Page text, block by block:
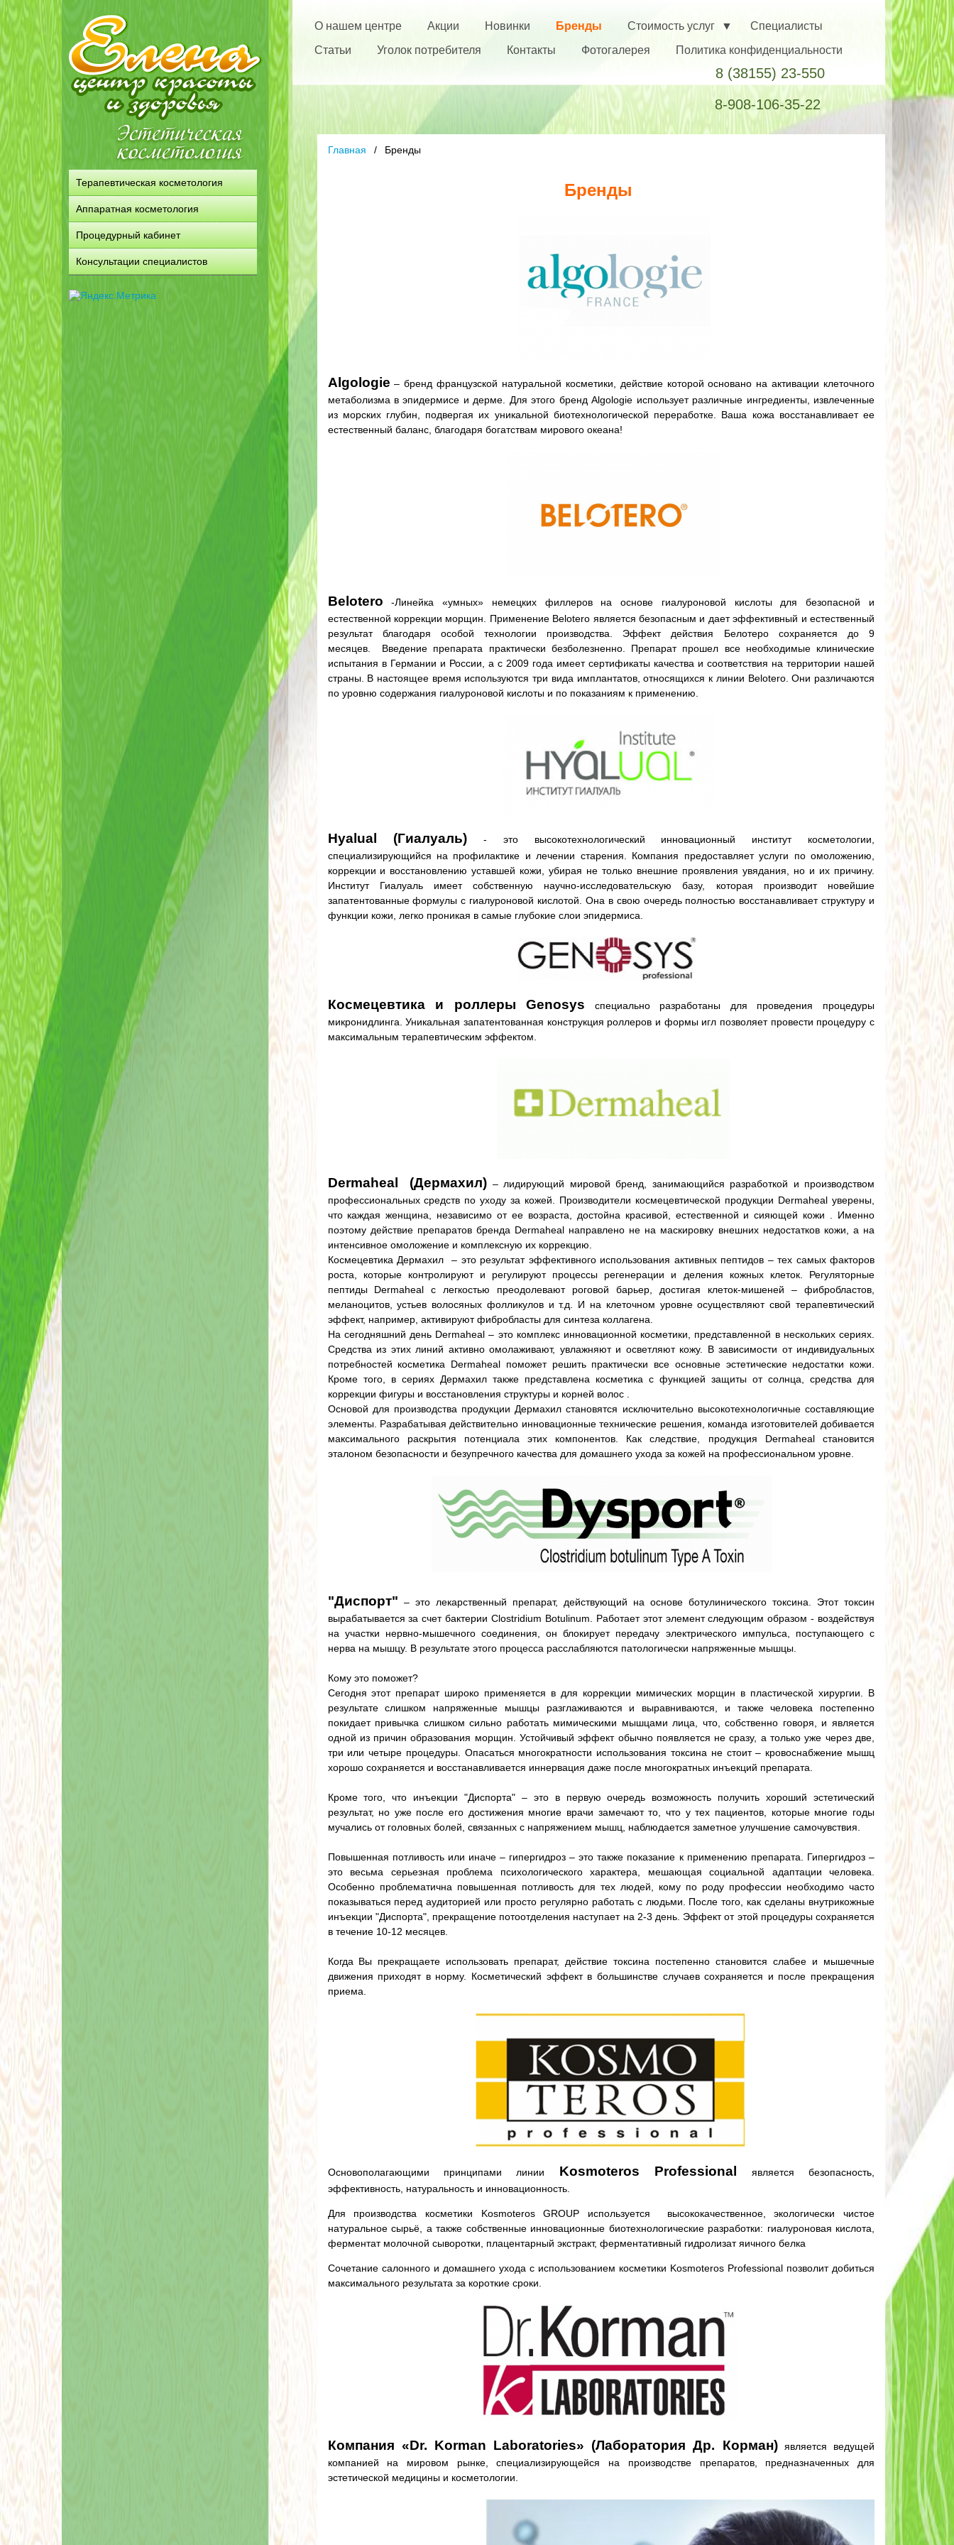
О нашем центре Акции Новинки Бренды Стоимость услуг
Специалисты
Статьи
Уголок потребителя Контакты Фотогалерея Политика конфиденциальности
8 (38155) 23-550
8-908-106-35-22
Терапевтическая косметология
Аппаратная косметология
Процедурный кабинет
Консультации специалистов
Главная Бренды
Бренды
Algologie – бренд французской натуральной косметики, действие которой основано на активации клеточного
метаболизма в эпидермисе и дерме. Для этого бренд Algologie использует различные ингредиенты, извлеченные
из морских глубин, подвергая их уникальной биотехнологической переработке. Ваша кожа восстанавливает ее
естественный баланс, благодаря богатствам мирового океана!
Belotero -Линейка «умных» немецких филлеров на основе гиалуроновой кислоты для безопасной и
естественной коррекции морщин. Применение Belotero является безопасным и дает эффективный и естественный
результат благодаря особой технологии производства. Эффект действия Белотеро сохраняется до 9
месяцев. Введение препарата практически безболезненно. Препарат прошел все необходимые клинические
испытания в Германии и России, а с 2009 года имеет сертификаты качества и соответствия на территории нашей
страны. В настоящее время используются три вида имплантатов, относящихся к линии Belotero. Они различаются
по уровню содержания гиалуроновой кислоты и по показаниям к применению.
Hyalual (Гиалуаль) - это высокотехнологический инновационный институт косметологии,
специализирующийся на профилактике и лечении старения. Компания предоставляет услуги по омоложению,
коррекции и восстановлению уставшей кожи, убирая не только внешние проявления увядания, но и их причину.
Институт Гиалуаль имеет собственную научно-исследовательскую базу, которая производит новейшие
запатентованные формулы с гиалуроновой кислотой. Она в свою очередь полностью восстанавливает структуру и
функции кожи, легко проникая в самые глубокие слои эпидермиса.
Космецевтика и роллеры Genosys
специально разработаны для проведения процедуры
микронидлинга. Уникальная запатентованная конструкция роллеров и формы игл позволяет провести процедуру с
максимальным терапевтическим эффектом.
Dermaheal (Дермахил) – лидирующий мировой бренд, занимающийся разработкой и производством
профессиональных средств по уходу за кожей. Производители космецевтической продукции Dermaheal уверены,
что каждая женщина, независимо от ее возраста, достойна красивой, естественной и сияющей кожи . Именно
поэтому действие препаратов бренда Dermaheal направлено не на маскировку внешних недостатков кожи, а на
интенсивное омоложение и комплексную их коррекцию.
Космецевтика Дермахил – это результат эффективного использования активных пептидов – тех самых факторов
роста, которые контролируют и регулируют процессы регенерации и деления кожных клеток. Регуляторные
пептиды Dermaheal c легкостью преодолевают роговой барьер, достигая клеток-мишеней – фибробластов,
меланоцитов, устьев волосяных фолликулов и т.д. И на клеточном уровне осуществляют свой терапевтический
эффект, например, активируют фибробласты для синтеза коллагена.
На сегодняшний день Dermaheal – это комплекс инновационной косметики, представленной в нескольких сериях.
Средства из этих линий активно омолаживают, увлажняют и осветляют кожу. В зависимости от индивидуальных
потребностей косметика Dermaheal поможет решить практически все основные эстетические недостатки кожи.
Кроме того, в сериях Дермахил также представлена косметика с функцией защиты от солнца, средства для
коррекции фигуры и восстановления структуры и корней волос .
Основой для производства продукции Дермахил становятся исключительно высокотехнологичные составляющие
элементы. Разрабатывая действительно инновационные технические решения, команда изготовителей добивается
максимального раскрытия потенциала этих компонентов. Как следствие, продукция Dermaheal становится
эталоном безопасности и безупречного качества для домашнего ухода за кожей на профессиональном уровне.
"Диспорт" – это лекарственный препарат, действующий на основе ботулинического токсина. Этот токсин
вырабатывается за счет бактерии Clostridium Botulinum. Работает этот элемент следующим образом - воздействуя
на участки нервно-мышечного соединения, он блокирует передачу электрического импульса, поступающего с
нерва на мышцу. В результате этого процесса расслабляются патологически напряженные мышцы.
Кому это поможет?
Сегодня этот препарат широко применяется в для коррекции мимических морщин в пластической хирургии. В
результате слишком напряженные мышцы разглаживаются и выравниваются, и также человека постепенно
покидает привычка слишком сильно работать мимическими мышцами лица, что, собственно говоря, и является
одной из причин образования морщин. Устойчивый эффект обычно появляется не сразу, а только уже через две,
три или четыре процедуры. Опасаться многократности использования токсина не стоит – кровоснабжение мышц
хорошо сохраняется и восстанавливается иннервация даже после многократных инъекций препарата.
Кроме того, что инъекции "Диспорта" – это в первую очередь возможность получить хороший эстетический
результат, но уже после его достижения многие врачи замечают то, что у тех пациентов, которые многие годы
мучались от головных болей, связанных с напряжением мышц, наблюдается заметное улучшение самочувствия.
Повышенная потливость или иначе – гипергидроз – это также показание к применению препарата. Гипергидроз –
это весьма серьезная проблема психологического характера, мешающая социальной адаптации человека.
Особенно проблематична повышенная потливость для тех людей, кому по роду профессии необходимо часто
показываться перед аудиторией или просто регулярно работать с людьми. После того, как сделаны внутрикожные
инъекции "Диспорта", прекращение потоотделения наступает на 2-3 день. Эффект от этой процедуры сохраняется
в течение 10-12 месяцев.
Когда Вы прекращаете использовать препарат, действие токсина постепенно становится слабее и мышечные
движения приходят в норму. Косметический эффект в большинстве случаев сохраняется и после прекращения
приема.
Основополагающими принципами линии Kosmoteros Professional
является безопасность,
эффективность, натуральность и инновационность.
Для производства косметики Kosmoteros GROUP используется высококачественное, экологически чистое
натуральное сырьё, а также собственные инновационные биотехнологические разработки: гиалуроновая кислота,
ферментат молочной сыворотки, плацентарный экстракт, ферментативный гидролизат яичного белка
Сочетание салонного и домашнего ухода с использованием косметики Kosmoteros Professional позволит добиться
максимального результата за короткие сроки.
Компания «Dr. Korman Laboratories» (Лаборатория Др. Корман)является ведущей
компанией на мировом рынке, специализирующейся на производстве препаратов, предназначенных для
эстетической медицины и косметологии.